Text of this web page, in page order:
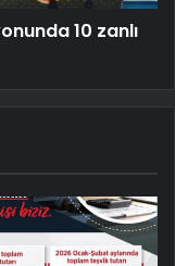
10 zanlı